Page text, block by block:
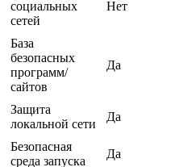
социальных
сетей
Нет
База
безопасных
программ/
сайтов
Да
Защита
локальной сети
Да
Безопасная
среда запуска
Да